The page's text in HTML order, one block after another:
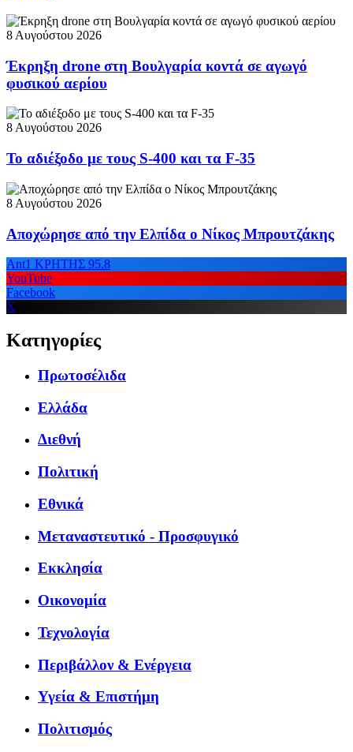
8 Αυγούστου 2026
Έκρηξη drone στη Βουλγαρία κοντά σε αγωγό
φυσικού αερίου
8 Αυγούστου 2026
Το αδιέξοδο με τους S-400 και τα F-35
8 Αυγούστου 2026
Αποχώρησε από την Ελπίδα ο Νίκος Μπρουτζάκης
Ant1 ΚΡΗΤΗΣ 95.8
YouTube
Facebook
X
Κατηγορίες
Πρωτοσέλιδα
Ελλάδα
Διεθνή
Πολιτική
Εθνικά
Μεταναστευτικό - Προσφυγικό
Εκκλησία
Οικονομία
Τεχνολογία
Περιβάλλον & Ενέργεια
Υγεία & Επιστήμη
Πολιτισμός